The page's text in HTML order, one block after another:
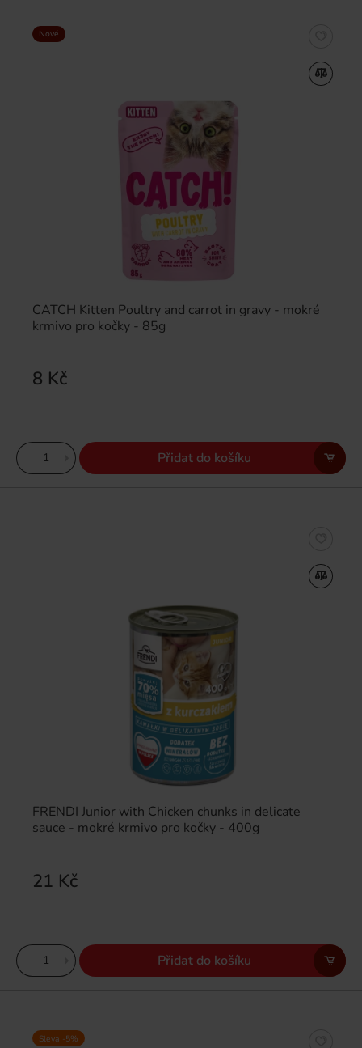
CATCH Kitten Poultry and carrot in gravy - mokré
krmivo pro kočky - 85g
8 Kč
Nové
Přidat do košíku
FRENDI Junior with Chicken chunks in delicate
sauce - mokré krmivo pro kočky - 400g
21 Kč
Přidat do košíku
Sleva -5%